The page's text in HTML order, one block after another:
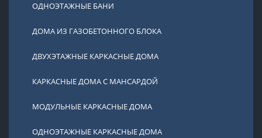
ОДНОЭТАЖНЫЕ БАНИ
ДОМА ИЗ ГАЗОБЕТОННОГО БЛОКА
ДВУХЭТАЖНЫЕ КАРКАСНЫЕ ДОМА
КАРКАСНЫЕ ДОМА С МАНСАРДОЙ
МОДУЛЬНЫЕ КАРКАСНЫЕ ДОМА
ОДНОЭТАЖНЫЕ КАРКАСНЫЕ ДОМА